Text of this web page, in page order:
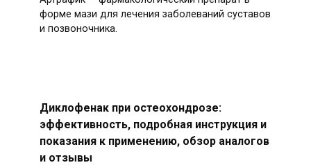
форме мази для лечения заболеваний суставов
и позвоночника.
Диклофенак при остеохондрозе:
эффективность, подробная инструкция и
показания к применению, обзор аналогов
и отзывы